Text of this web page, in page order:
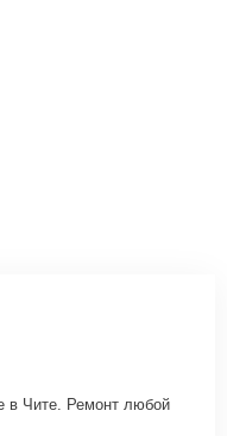
в Чите. Ремонт любой